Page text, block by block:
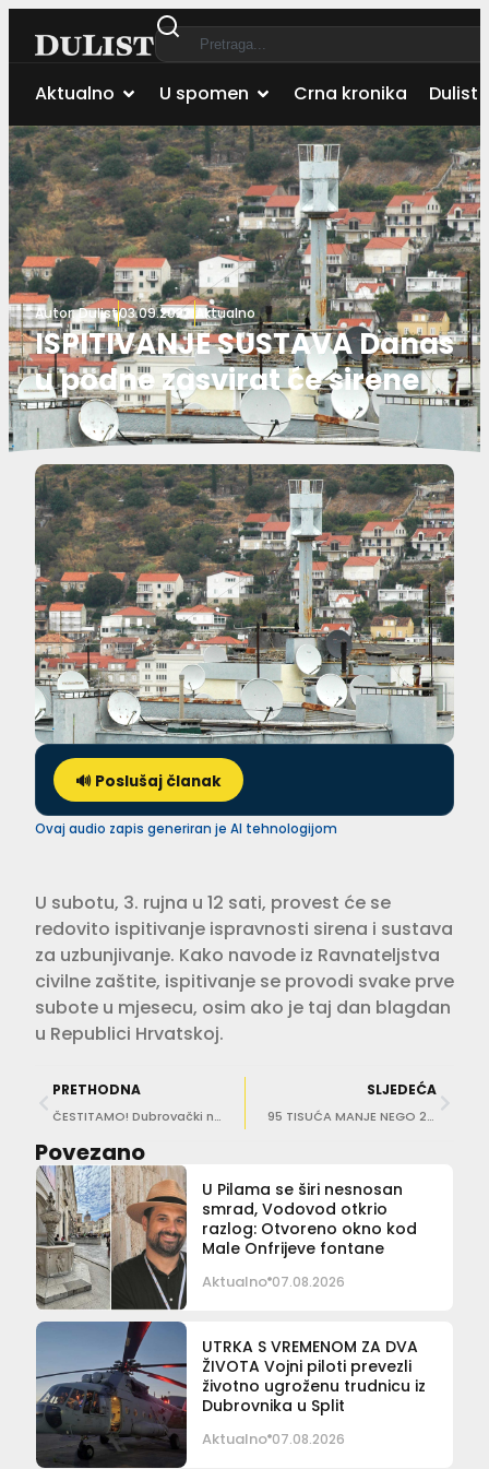
Aktualno U spomen Crna kronika Dulist
Autor:Dulist03.09.2022.Aktualno
ISPITIVANJE SUSTAVA Danas
u podne zasvirat će sirene
🔊 Poslušaj članak
Ovaj audio zapis generiran je AI tehnologijom
U subotu, 3. rujna u 12 sati, provest će se
redovito ispitivanje ispravnosti sirena i sustava
za uzbunjivanje. Kako navode iz Ravnateljstva
civilne zaštite, ispitivanje se provodi svake prve
subote u mjesecu, osim ako je taj dan blagdan
u Republici Hrvatskoj.
PRETHODNA
ČESTITAMO! Dubrovački novinar Matko Saltarić dobitnik HND-ove nagrade ‘Siniša Glavašević’
SLJEDEĆA
95 TISUĆA MANJE NEGO 2019. Kroz Zračnu luku Dubrovnik u kolovozu prošlo 429.878 putnika
Povezano
U Pilama se širi nesnosan
smrad, Vodovod otkrio
razlog: Otvoreno okno kod
Male Onfrijeve fontane
Aktualno 07.08.2026
UTRKA S VREMENOM ZA DVA
ŽIVOTA Vojni piloti prevezli
životno ugroženu trudnicu iz
Dubrovnika u Split
Aktualno 07.08.2026